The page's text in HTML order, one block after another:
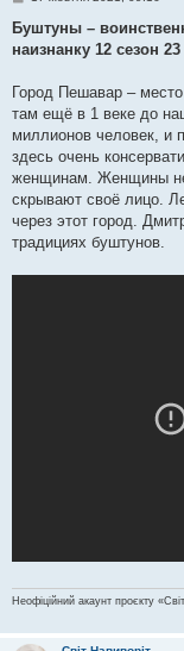
в
і
д
л
е
н
я
Буштуны –
наизнанку 12 сезон
Город Пешавар –
там ещё в 1 веке до
миллионов человек, и
здесь очень
женщинам. Женщины не
скрывают своё лицо.
через этот город.
традициях буштунов.
Неофіційний акаунт проєкту